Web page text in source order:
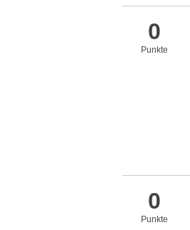
0
Punkte
0
Punkte